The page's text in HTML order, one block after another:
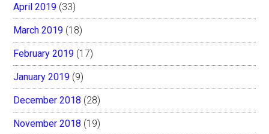
April 2019 (33)
March 2019 (18)
February 2019 (17)
January 2019 (9)
December 2018 (28)
November 2018 (19)